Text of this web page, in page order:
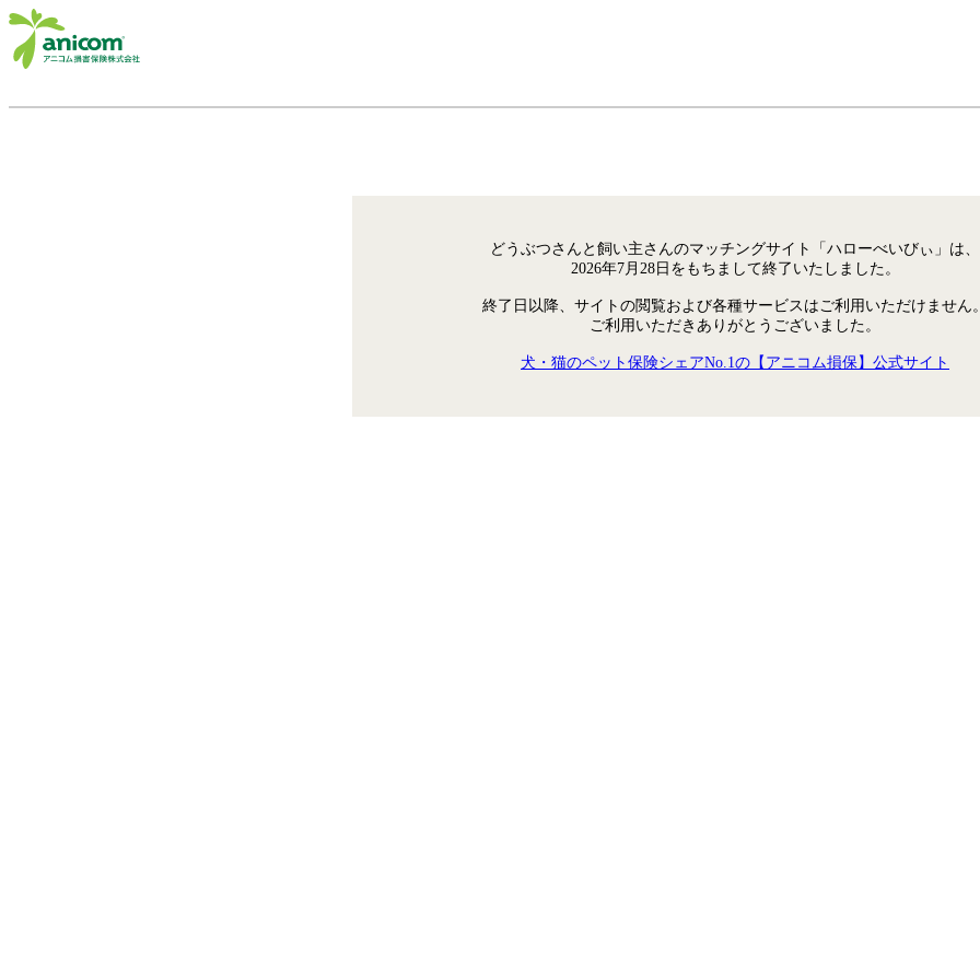
どうぶつさんと飼い主さんのマッチングサイト「ハローべいびぃ」は、
2026年7月28日をもちまして終了いたしました。
終了日以降、サイトの閲覧および各種サービスはご利用いただけません
ご利用いただきありがとうございました。
犬・猫のペット保険シェアNo.1の【アニコム損保】公式サイト